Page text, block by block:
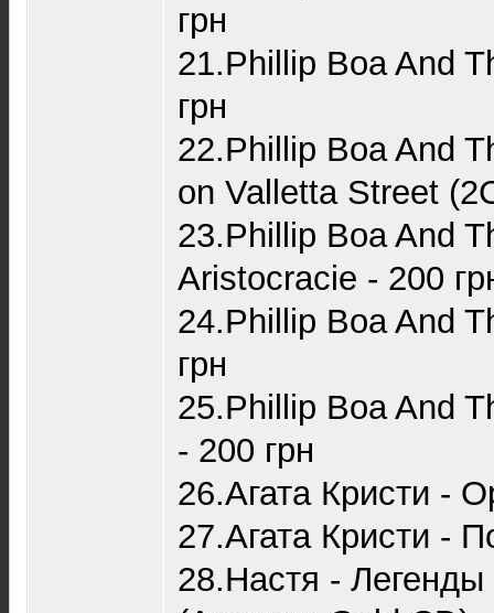
грн
21.Phillip Boa And
грн
22.Phillip Boa And
on Valletta Street
23.Phillip Boa And
Aristocracie - 200
24.Phillip Boa And
грн
25.Phillip Boa And
- 200 грн
26.Агата Кристи -
27.Агата Кристи -
28.Настя - Легенды